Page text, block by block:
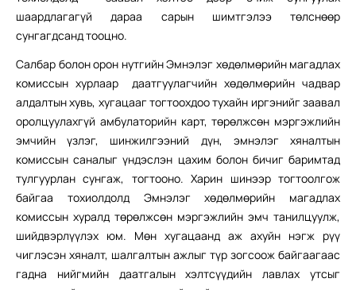
шаардлагагүй дараа сарын шимтгэлээ төлснөөр
сунгагдсанд тооцно.
Салбар болон орон нутгийн Эмнэлэг хөдөлмөрийн магадлах
комиссын хурлаар даатгуулагчийн хөдөлмөрийн чадвар
алдалтын хувь, хугацааг тогтоохдоо тухайн иргэнийг заавал
оролцуулахгүй амбулаторийн карт, төрөлжсөн мэргэжлийн
эмчийн үзлэг, шинжилгээний дүн, эмнэлэг хяналтын
комиссын саналыг үндэслэн цахим болон бичиг баримтад
тулгуурлан сунгаж, тогтооно. Харин шинээр тогтоолгож
байгаа тохиолдолд Эмнэлэг хөдөлмөрийн магадлах
комиссын хуралд төрөлжсөн мэргэжлийн эмч танилцуулж,
шийдвэрлүүлэх юм. Мөн хугацаанд аж ахуйн нэгж рүү
чиглэсэн хяналт, шалгалтын ажлыг түр зогсоож байгаагаас
гадна нийгмийн даатгалын хэлтсүүдийн лавлах утсыг